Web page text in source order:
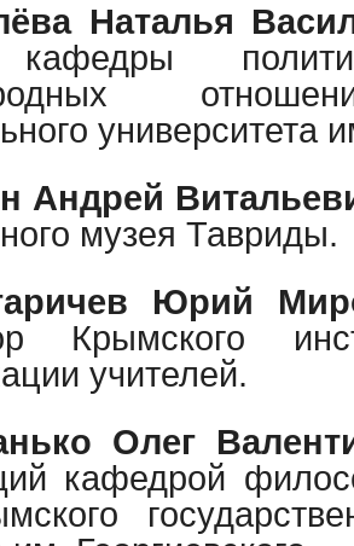
Наталья
кафедры
университета
Андрей
музея Тавриды.
Юрий
Крымского
учителей.
Олег
кафедрой